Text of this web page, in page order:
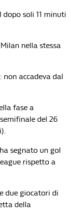
soli 11 minuti
nella stessa
non accadeva dal
fase a
del 26
segnato un gol
rispetto a
due giocatori di
della